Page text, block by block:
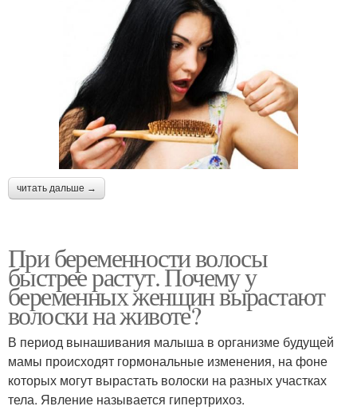
читать дальше →
При беременности волосы
быстрее растут. Почему у
беременных женщин вырастают
волоски на животе?
В период вынашивания малыша в организме будущей
мамы происходят гормональные изменения, на фоне
которых могут вырастать волоски на разных участках
тела. Явление называется гипертрихоз.